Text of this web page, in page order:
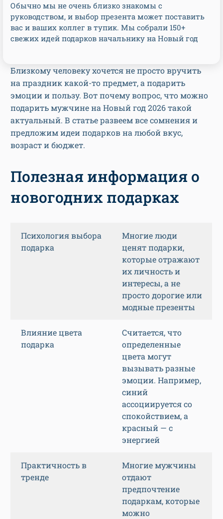
Обычно мы не очень близко знакомы с
руководством, и выбор презента может поставить
вас и ваших коллег в тупик. Мы собрали 150+
свежих идей подарков начальнику на Новый год
Близкому человеку хочется не просто вручить
на праздник какой-то предмет, а подарить
эмоции и пользу. Вот почему вопрос, что можно
подарить мужчине на Новый год 2026 такой
актуальный. В статье развеем все сомнения и
предложим идеи подарков на любой вкус,
возраст и бюджет.
Полезная информация о
новогодних подарках
Психология выбора
подарка
Многие люди
ценят подарки,
которые отражают
их личность и
интересы, а не
просто дорогие или
модные презенты
Влияние цвета
подарка
Считается, что
определенные
цвета могут
вызывать разные
эмоции. Например,
синий
ассоциируется со
спокойствием, а
красный — с
энергией
Практичность в
тренде
Многие мужчины
отдают
предпочтение
подаркам, которые
можно